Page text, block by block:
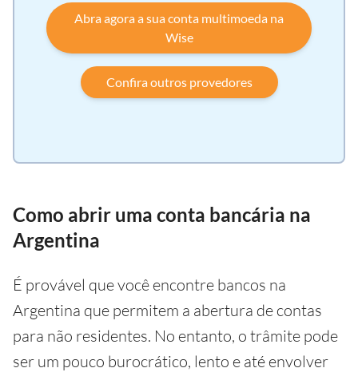
Abra agora a sua conta multimoeda na
Wise
Confira outros provedores
Como abrir uma conta bancária na
Argentina
É provável que você encontre bancos na
Argentina que permitem a abertura de contas
para não residentes. No entanto, o trâmite pode
ser um pouco burocrático, lento e até envolver